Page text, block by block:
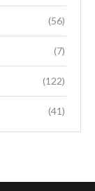
(56)
(7)
(122)
(41)